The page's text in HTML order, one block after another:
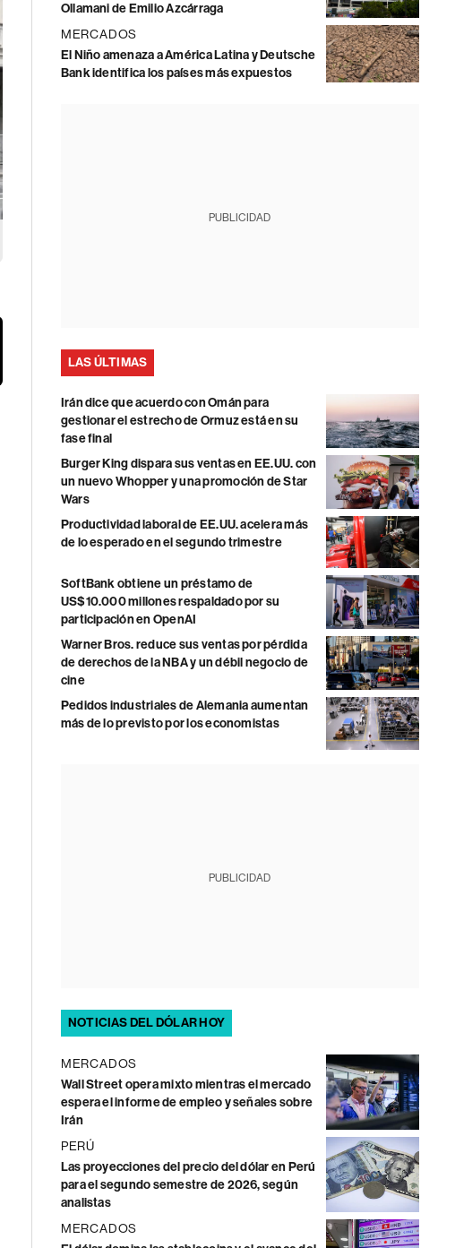
Ollamani de Emilio Azcárraga
MERCADOS
El Niño amenaza a América Latina y Deutsche
Bank identifica los países más expuestos
PUBLICIDAD
LAS ÚLTIMAS
Irán dice que acuerdo con Omán para
gestionar el estrecho de Ormuz está en su
fase final
Burger King dispara sus ventas en EE.UU. con
un nuevo Whopper y una promoción de Star
Wars
Productividad laboral de EE.UU. acelera más
de lo esperado en el segundo trimestre
SoftBank obtiene un préstamo de
US$10.000 millones respaldado por su
participación en OpenAI
Warner Bros. reduce sus ventas por pérdida
de derechos de la NBA y un débil negocio de
cine
Pedidos industriales de Alemania aumentan
más de lo previsto por los economistas
PUBLICIDAD
NOTICIAS DEL DÓLAR HOY
MERCADOS
Wall Street opera mixto mientras el mercado
espera el informe de empleo y señales sobre
Irán
PERÚ
Las proyecciones del precio del dólar en Perú
para el segundo semestre de 2026, según
analistas
MERCADOS